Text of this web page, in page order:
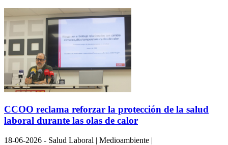
CCOO reclama reforzar la protección de la salud
laboral durante las olas de calor
18-06-2026 - Salud Laboral | Medioambiente |